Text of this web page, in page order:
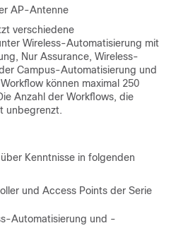
AP-Antenne
verschiedene
Wireless-Automatisierung mit
Nur Assurance, Wireless-
Campus-Automatisierung und
können maximal 250
Anzahl der Workflows, die
unbegrenzt.
Kenntnisse in folgenden
und Access Points der Serie
Automatisierung und -